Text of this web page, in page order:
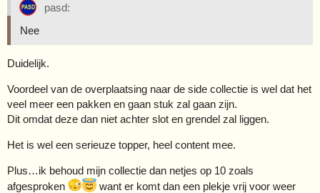
pasd:
Nee
Duidelijk.
Voordeel van de overplaatsing naar de side collectie is wel dat het
veel meer een pakken en gaan stuk zal gaan zijn.
Dit omdat deze dan niet achter slot en grendel zal liggen.
Het is wel een serieuze topper, heel content mee.
Plus…ik behoud mijn collectie dan netjes op 10 zoals
afgesproken
want er komt dan een plekje vrij voor weer